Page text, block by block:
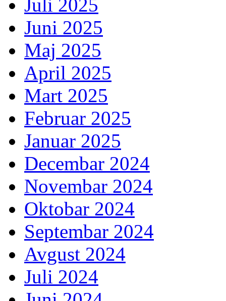
Juli 2025
Juni 2025
Maj 2025
April 2025
Mart 2025
Februar 2025
Januar 2025
Decembar 2024
Novembar 2024
Oktobar 2024
Septembar 2024
Avgust 2024
Juli 2024